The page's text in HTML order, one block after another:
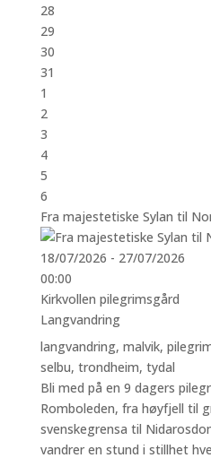
28
29
30
31
1
2
3
4
5
6
Fra majestetiske Sylan til
18/07/2026 - 27/07/2026
00:00
Kirkvollen pilegrimsgård
Langvandring
langvandring, malvik,
selbu, trondheim, tydal
Bli med på en 9 dagers
Romboleden, fra høyfjell til
svenskegrensa til
vandrer en stund i stillhet